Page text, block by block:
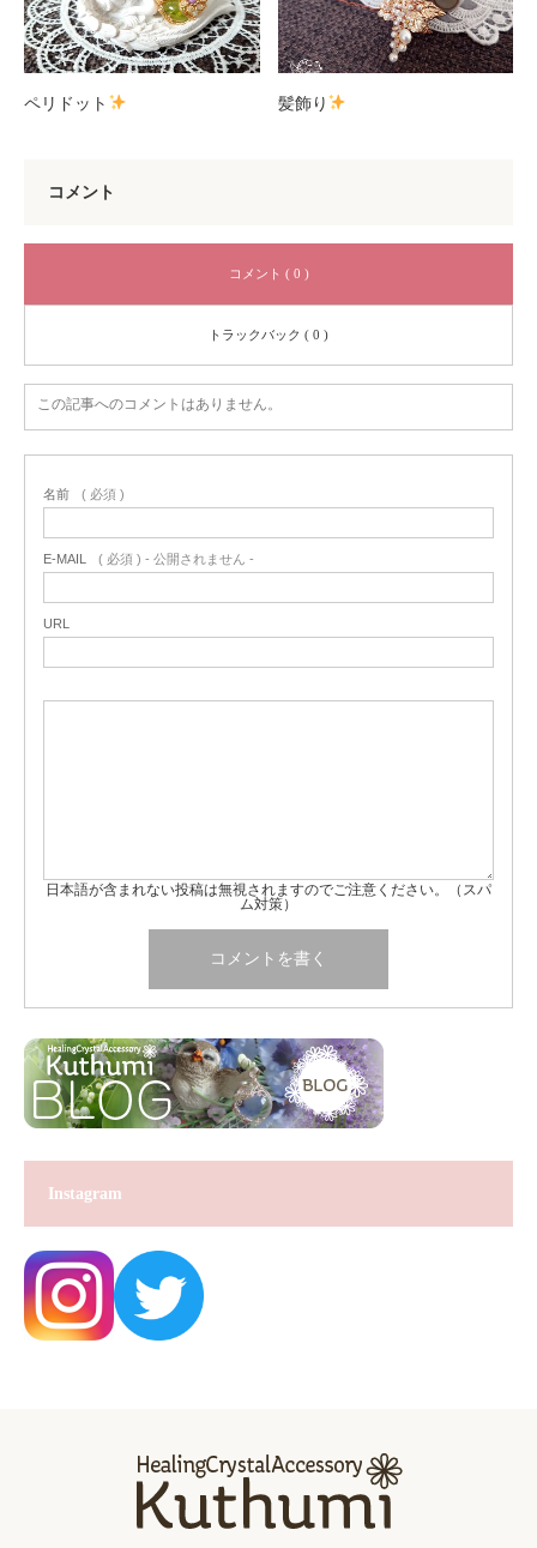
ペリドット 髪飾り
コメント
コメント ( 0 )
トラックバック ( 0 )
この記事へのコメントはありません。
名前 ( 必須 )
E-MAIL ( 必須 ) - 公開されません -
URL
日本語が含まれない投稿は無視されますのでご注意ください。（スパ
ム対策）
Instagram